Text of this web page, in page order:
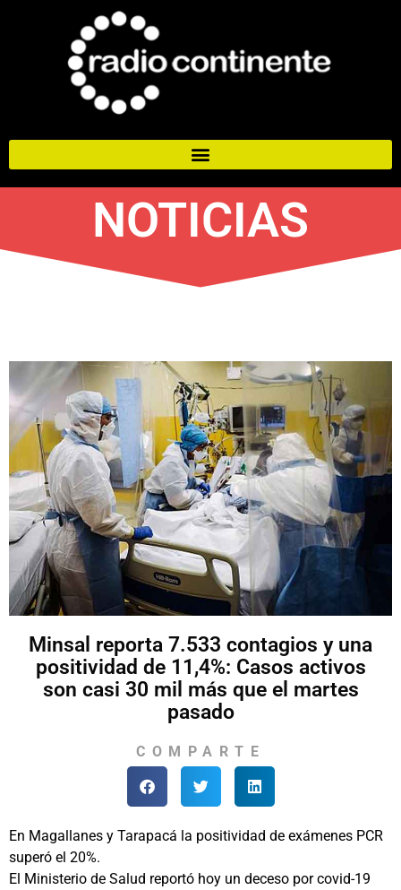
NOTICIAS
Minsal reporta 7.533 contagios y una
positividad de 11,4%: Casos activos
son casi 30 mil más que el martes
pasado
COMPARTE
En Magallanes y Tarapacá la positividad de exámenes PCR
superó el 20%.
El Ministerio de Salud reportó hoy un deceso por covid-19